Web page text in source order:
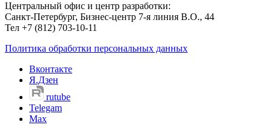
Центральный офис и центр разработки:
Санкт-Петербург, Бизнес-центр 7-я линия В.О., 44
Тел +7 (812) 703-10-11
Политика обработки персональных данных
Вконтакте
Я.Дзен
rutube
Telegam
Max